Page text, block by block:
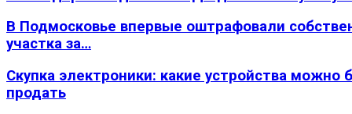
В Подмосковье впервые оштрафовали
участка за…
Скупка электроники: какие устройства можно
продать